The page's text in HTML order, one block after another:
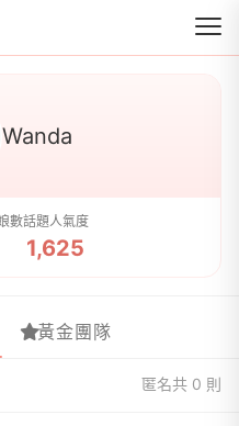
市集
Wanda
數話題人氣度
1,625
黃金團隊
匿名共 0 則